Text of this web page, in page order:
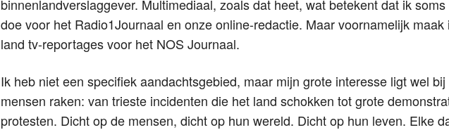
binnenlandverslaggever. Multimediaal, zoals dat heet, wat betekent dat ik
doe voor het Radio1Journaal en onze online-redactie. Maar voornamelijk
land tv-reportages voor het NOS Journaal.
Ik heb niet een specifiek aandachtsgebied, maar mijn grote interesse ligt wel
mensen raken: van trieste incidenten die het land schokken tot grote
protesten. Dicht op de mensen, dicht op hun wereld. Dicht op hun leven. Elke